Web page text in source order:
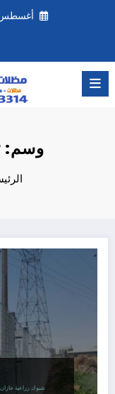
أغسطس 10,
وسم:
شبوك زراعية جازان